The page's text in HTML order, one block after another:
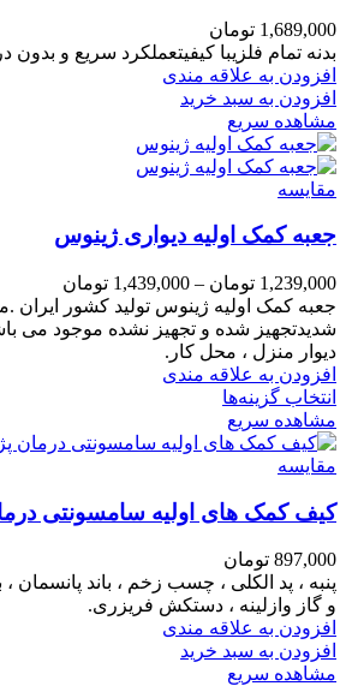
1,689,000 تومان
بدنه تمام فلزیبا کیفیتعملکرد سریع و بدون
افزودن به علاقه مندی
افزودن به سبد خرید
مشاهده سریع
مقایسه
جعبه کمک اولیه دیواری ژینوس
1,239,000 تومان –
1,439,000 تومان
جعبه کمک اولیه ژینوس تولید کشور ایران
شدیدتجهیز شده و تجهیز نشده موجود می
دیوار منزل ، محل کار.
افزودن به علاقه مندی
انتخاب گزینه‌ها
مشاهده سریع
مقایسه
کیف کمک های اولیه سامسونتی
897,000 تومان
پنبه ، پد الکلی ، چسب زخم ، باند پانسمان
و گاز وازلینه ، دستکش فریزری.
افزودن به علاقه مندی
افزودن به سبد خرید
مشاهده سریع